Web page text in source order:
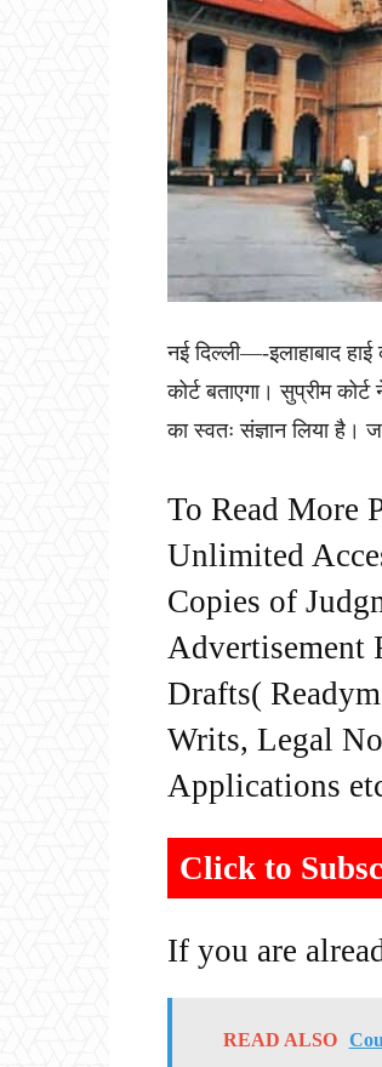
नई दिल्ली—-इलाहाबाद
कोर्ट बताएगा। सुप्रीम
का स्वतः संज्ञान लिया
To Read More
Unlimited
Copies of
Advertisement
Drafts(
Writs, Legal
Applications
Click to
If you are
READ ALSO